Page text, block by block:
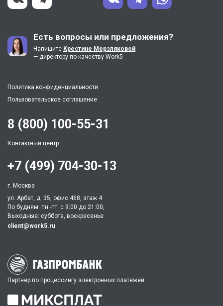
Есть вопросы или предложения?
Напишите Крестине Мерзляковой
— директору по качеству Work5
Политика конфиденциальности
Пользовательское соглашение
Партнер по процессингу электронных платежей
8 (800) 100-55-31
Контактный центр
+7 (499) 704-30-13
г. Москва
ул. Арбат, д. 35, офис 468, этаж 4
По будням: пн.-пт. c 9:00 до 21:00,
Выходные: суббота, воскресенье
client@work5.ru